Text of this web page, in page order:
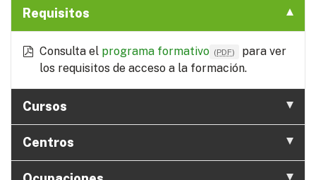
Requisitos
Consulta el programa formativo (PDF)
para ver
los requisitos de acceso a la formación.
Cursos
Centros